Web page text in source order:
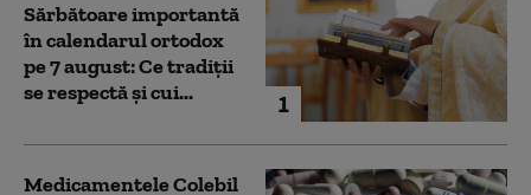
1
Sărbătoare importantă
în calendarul ortodox
pe 7 august: Ce tradiții
se respectă și cui...
Medicamentele Colebil